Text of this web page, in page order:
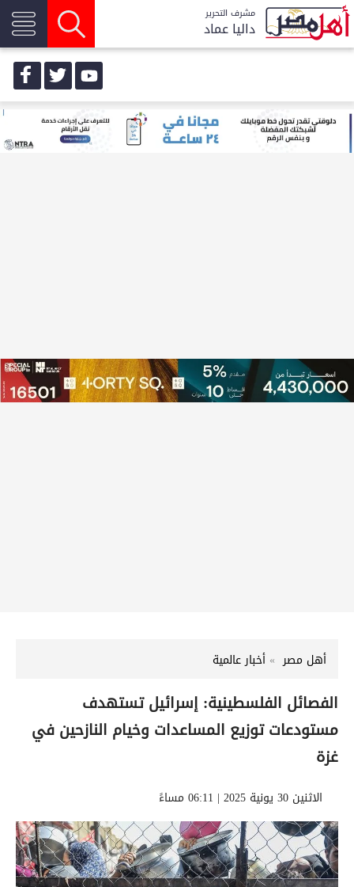
مشرف التحرير
داليا عماد
أهل مصر أخبار عالمية
الفصائل الفلسطينية: إسرائيل تستهدف
مستودعات توزيع المساعدات وخيام النازحين في
غزة
الاثنين 30 يونية 2025 | 06:11 مساءً